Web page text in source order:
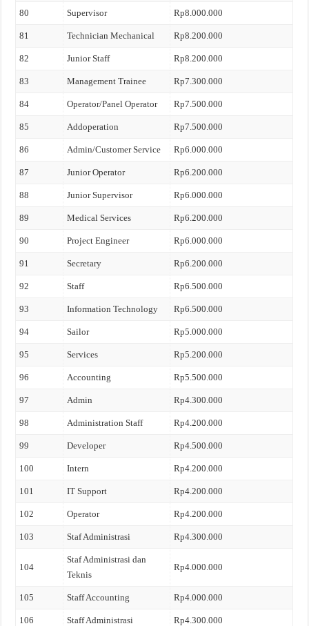
80 Supervisor Rp8.000.000
81 Technician Mechanical Rp8.200.000
82 Junior Staff Rp8.200.000
83 Management Trainee Rp7.300.000
84 Operator/Panel Operator Rp7.500.000
85 Addoperation Rp7.500.000
86 Admin/Customer Service Rp6.000.000
87 Junior Operator Rp6.200.000
88 Junior Supervisor Rp6.000.000
89 Medical Services Rp6.200.000
90 Project Engineer Rp6.000.000
91 Secretary Rp6.200.000
92 Staff Rp6.500.000
93 Information Technology Rp6.500.000
94 Sailor Rp5.000.000
95 Services Rp5.200.000
96 Accounting Rp5.500.000
97 Admin Rp4.300.000
98 Administration Staff Rp4.200.000
99 Developer Rp4.500.000
100 Intern Rp4.200.000
101 IT Support Rp4.200.000
102 Operator Rp4.200.000
103 Staf Administrasi Rp4.300.000
104
Staf Administrasi dan
Teknis
Rp4.000.000
105 Staff Accounting Rp4.000.000
106 Staff Administrasi Rp4.300.000